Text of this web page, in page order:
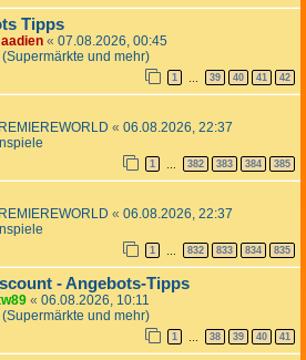
Tipps
« 07.08.2026, 00:45
und mehr)
1 … 39 40 41 42
« 06.08.2026, 22:37
1 … 382 383 384 385
« 06.08.2026, 22:37
1 … 832 833 834 835
- Angebots-Tipps
« 06.08.2026, 10:11
und mehr)
1 … 38 39 40 41